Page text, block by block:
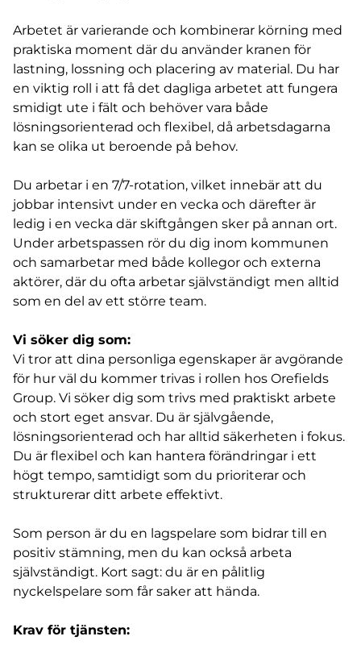
Arbetet är varierande och kombinerar körning med
praktiska moment där du använder kranen för
lastning, lossning och placering av material. Du har
en viktig roll i att få det dagliga arbetet att fungera
smidigt ute i fält och behöver vara både
lösningsorienterad och flexibel, då arbetsdagarna
kan se olika ut beroende på behov.
Du arbetar i en 7/7-rotation, vilket innebär att du
jobbar intensivt under en vecka och därefter är
ledig i en vecka där skiftgången sker på annan ort.
Under arbetspassen rör du dig inom kommunen
och samarbetar med både kollegor och externa
aktörer, där du ofta arbetar självständigt men alltid
som en del av ett större team.
Vi söker dig som:
Vi tror att dina personliga egenskaper är avgörande
för hur väl du kommer trivas i rollen hos Orefields
Group. Vi söker dig som trivs med praktiskt arbete
och stort eget ansvar. Du är självgående,
lösningsorienterad och har alltid säkerheten i fokus.
Du är flexibel och kan hantera förändringar i ett
högt tempo, samtidigt som du prioriterar och
strukturerar ditt arbete effektivt.
Som person är du en lagspelare som bidrar till en
positiv stämning, men du kan också arbeta
självständigt. Kort sagt: du är en pålitlig
nyckelspelare som får saker att hända.
Krav för tjänsten: